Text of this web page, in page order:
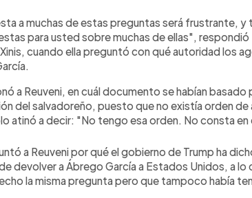
a muchas de estas preguntas será frustrante, y
para usted sobre muchas de ellas", respondió
cuando ella preguntó con qué autoridad los
a Reuveni, en cuál documento se habían basado
del salvadoreño, puesto que no existía orden de
atinó a decir: "No tengo esa orden. No consta en
a Reuveni por qué el gobierno de Trump ha
devolver a Ábrego García a Estados Unidos, a lo
la misma pregunta pero que tampoco había